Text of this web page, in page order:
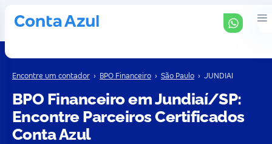
Encontre um contador › BPO Financeiro › São Paulo › JUNDIAI
BPO Financeiro em Jundiaí/SP:
Encontre Parceiros Certificados
Conta Azul